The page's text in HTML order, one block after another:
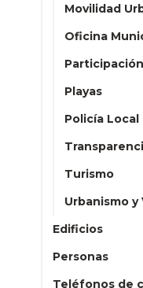
Movilidad
Oficina
Playas
Policía Local
Turismo
Urbanismo y
Edificios
Personas
Teléfonos de